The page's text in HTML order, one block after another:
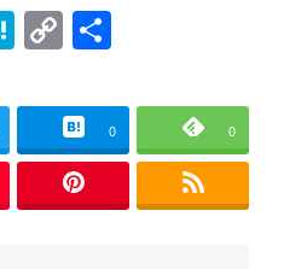
H
at
e
n
C
o
p
y
Li
n
共
0 0